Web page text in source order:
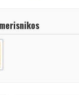
ανθεκτικότητας
ΠΡΟΚΗΡΥΞΗ